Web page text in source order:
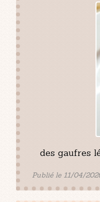
des gaufres
Publié le 11/04/